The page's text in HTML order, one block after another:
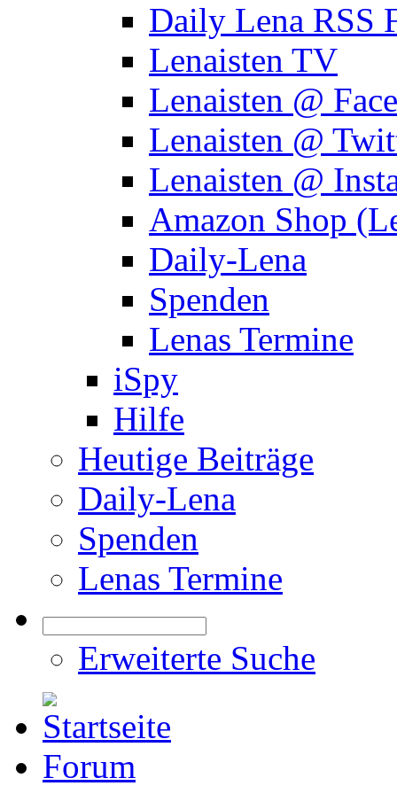
Daily Lena RSS
Lenaisten TV
Lenaisten @
Lenaisten @
Lenaisten @
Amazon Shop
Daily-Lena
Spenden
Lenas Termine
iSpy
Hilfe
Heutige Beiträge
Daily-Lena
Spenden
Lenas Termine
Erweiterte Suche
Forum